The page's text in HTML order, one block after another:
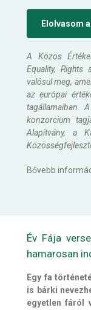
Elolvasom
A Közös
Equality, Rights
valósul meg,
az európai
tagállamaiban.
konzorcium
Alapítvány, a
Bővebb
Év Fája
hamarosan
Egy fa
is bárki
egyetlen fáról